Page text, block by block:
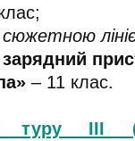
сюжетною
– 11 клас.
туру ІІІ